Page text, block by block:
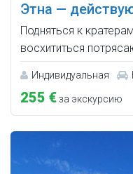
Этна —
Подняться к
восхититься
Индивидуальная
255 €за экскурсию